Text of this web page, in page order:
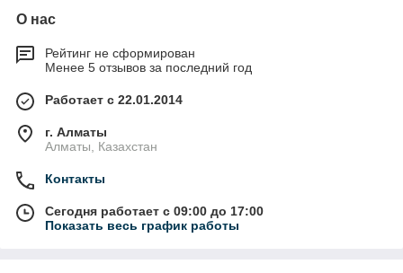
О нас
Рейтинг не сформирован
Менее 5 отзывов за последний год
Работает с 22.01.2014
г. Алматы
Алматы, Казахстан
Контакты
Сегодня работает с 09:00 до 17:00
Показать весь график работы